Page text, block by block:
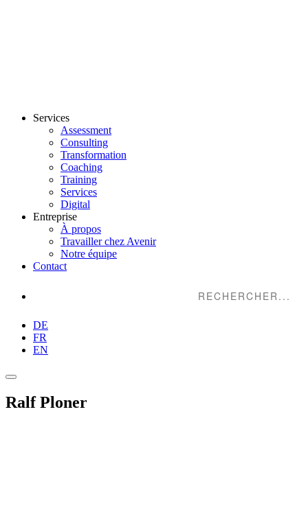
Services
Assessment
Consulting
Transformation
Coaching
Training
Services
Digital
Entreprise
À propos
Travailler chez Avenir
Notre équipe
Contact
DE
FR
EN
Ralf Ploner